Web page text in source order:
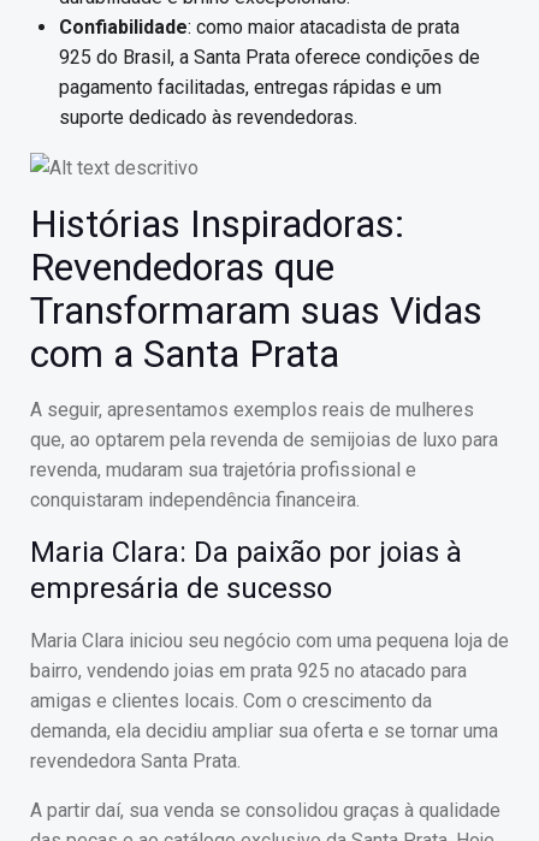
Confiabilidade: como maior atacadista de prata
925 do Brasil, a Santa Prata oferece condições de
pagamento facilitadas, entregas rápidas e um
suporte dedicado às revendedoras.
Histórias Inspiradoras:
Revendedoras que
Transformaram suas Vidas
com a Santa Prata
A seguir, apresentamos exemplos reais de mulheres
que, ao optarem pela revenda de semijoias de luxo para
revenda, mudaram sua trajetória profissional e
conquistaram independência financeira.
Maria Clara: Da paixão por joias à
empresária de sucesso
Maria Clara iniciou seu negócio com uma pequena loja de
bairro, vendendo joias em prata 925 no atacado para
amigas e clientes locais. Com o crescimento da
demanda, ela decidiu ampliar sua oferta e se tornar uma
revendedora Santa Prata.
A partir daí, sua venda se consolidou graças à qualidade